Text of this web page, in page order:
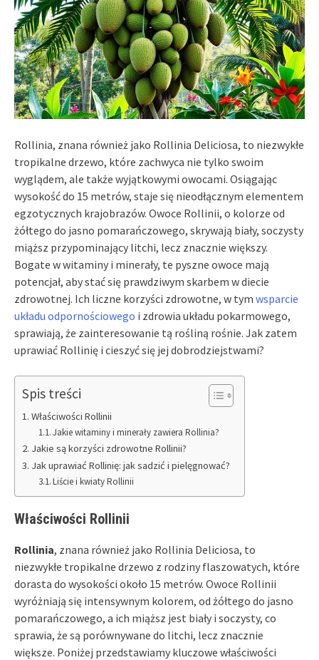
Rollinia, znana również jako Rollinia Deliciosa, to niezwykłe
tropikalne drzewo, które zachwyca nie tylko swoim
wyglądem, ale także wyjątkowymi owocami. Osiągając
wysokość do 15 metrów, staje się nieodłącznym elementem
egzotycznych krajobrazów. Owoce Rollinii, o kolorze od
żółtego do jasno pomarańczowego, skrywają biały, soczysty
miąższ przypominający litchi, lecz znacznie większy.
Bogate w witaminy i minerały, te pyszne owoce mają
potencjał, aby stać się prawdziwym skarbem w diecie
zdrowotnej. Ich liczne korzyści zdrowotne, w tym wsparcie
układu odpornościowego i zdrowia układu pokarmowego,
sprawiają, że zainteresowanie tą rośliną rośnie. Jak zatem
uprawiać Rollinię i cieszyć się jej dobrodziejstwami?
Spis treści
Właściwości Rollinii
Jakie witaminy i minerały zawiera Rollinia?
Jakie są korzyści zdrowotne Rollinii?
Jak uprawiać Rollinię: jak sadzić i pielęgnować?
Liście i kwiaty Rollinii
Właściwości Rollinii
Rollinia, znana również jako Rollinia Deliciosa, to
niezwykłe tropikalne drzewo z rodziny flaszowatych, które
dorasta do wysokości około 15 metrów. Owoce Rollinii
wyróżniają się intensywnym kolorem, od żółtego do jasno
pomarańczowego, a ich miąższ jest biały i soczysty, co
sprawia, że są porównywane do litchi, lecz znacznie
większe. Poniżej przedstawiamy kluczowe właściwości